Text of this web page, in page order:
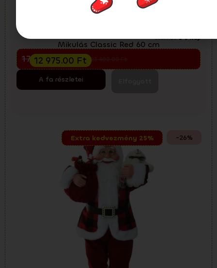
Szállítás:2-3 Nap
Mikulás Classic Red 60 cm
Előkarácsonyi kiárusítás
23 400.00
17 300.00Ft
12 975.00 Ft
A fa részletei
-26%
Extra kedvezmény 25%